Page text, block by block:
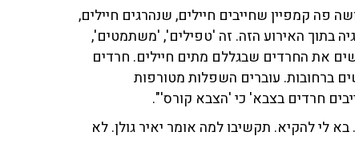
פה קמפיין שחייבים חיילים, שנהרגים חיילים,
בתוך האירוע הזה. זה 'טפילים', 'משתמטים',
את החרדים שבגללם מתים חיילים. חרדים
ברחובות. עוברים השפלות מטורפות
חרדים בצבא' כי 'הצבא קורס'".
סינק של יאיר גולן. בא לי להקיא. תקשיבו למה אומר יאיר גולן. לא